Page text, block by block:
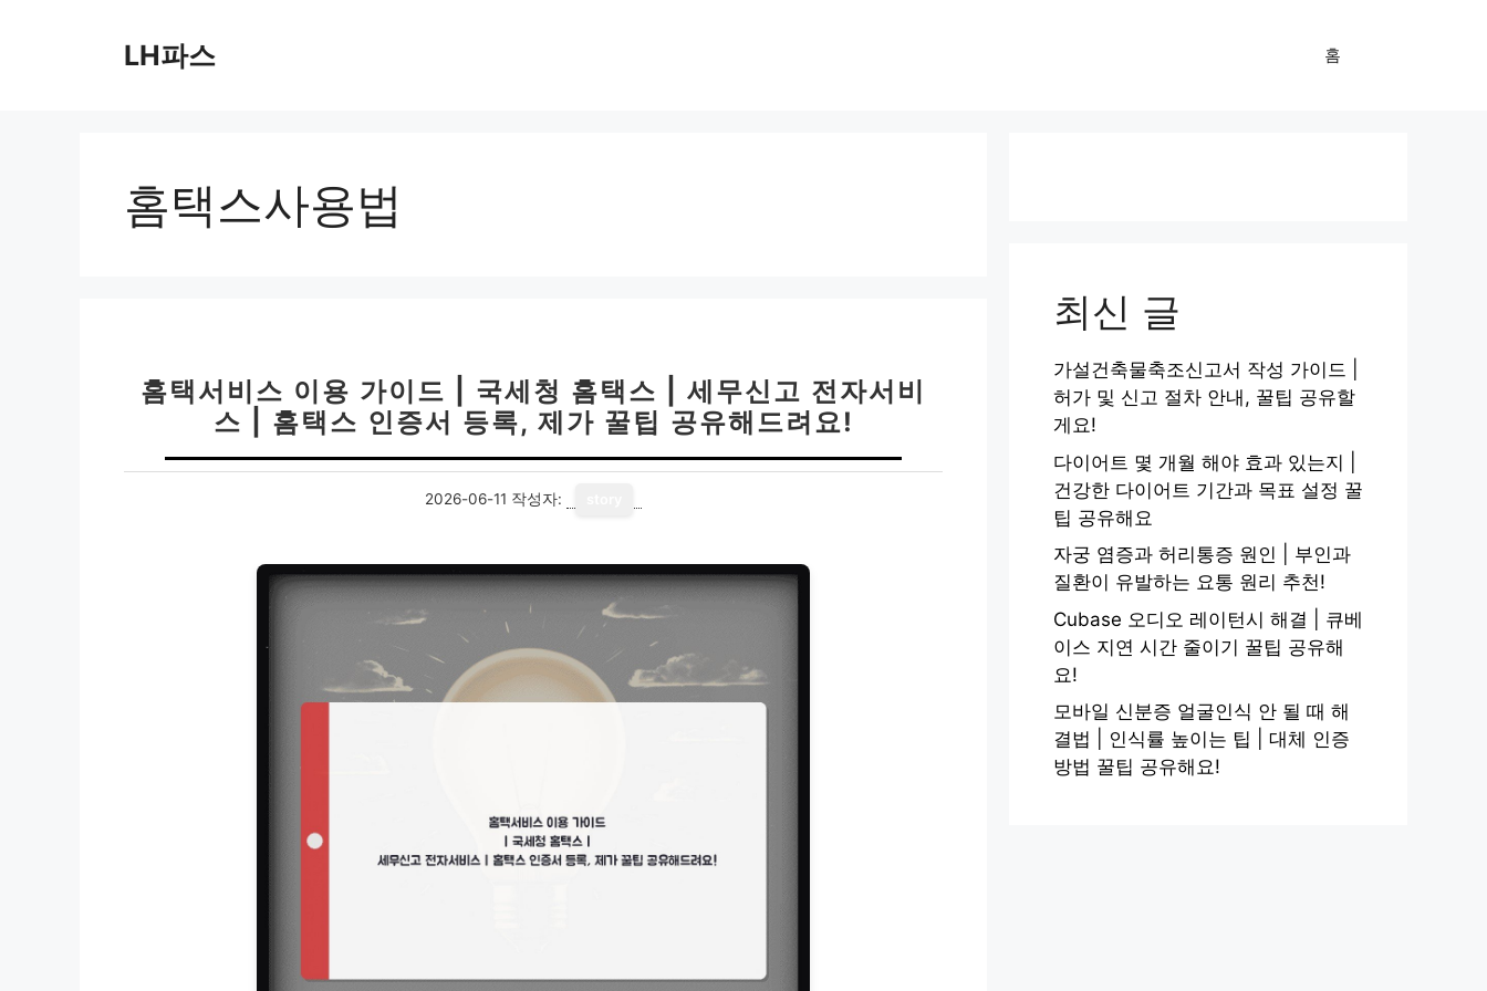
LH파스 홈
홈택스사용법
홈택서비스 이용 가이드 | 국세청 홈택스 | 세무신고 전자서비
스 | 홈택스 인증서 등록, 제가 꿀팁 공유해드려요!
2026-06-11 작성자:
최신 글
가설건축물축조신고서 작성 가이드 |
허가 및 신고 절차 안내, 꿀팁 공유할
게요!
다이어트 몇 개월 해야 효과 있는지 |
건강한 다이어트 기간과 목표 설정 꿀
팁 공유해요
자궁 염증과 허리통증 원인 | 부인과
질환이 유발하는 요통 원리 추천!
Cubase 오디오 레이턴시 해결 | 큐베
이스 지연 시간 줄이기 꿀팁 공유해
요!
모바일 신분증 얼굴인식 안 될 때 해
결법 | 인식률 높이는 팁 | 대체 인증
방법 꿀팁 공유해요!